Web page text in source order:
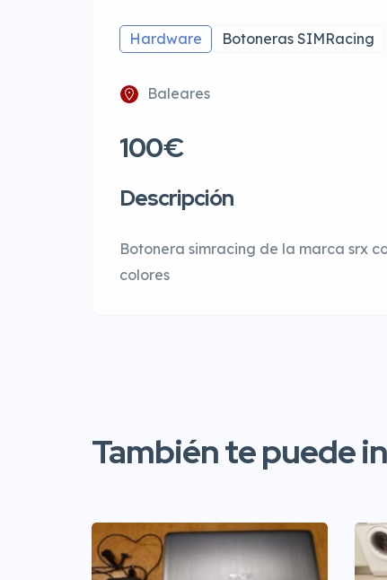
Hardware Botoneras SIMRacing
Baleares
100€
Descripción
Botonera simracing de la marca srx
colores
También te puede